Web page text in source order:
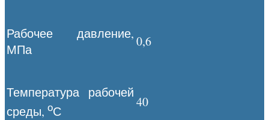
Рабочее давление,
МПа
0,6
Температура рабочей
среды, оС
40